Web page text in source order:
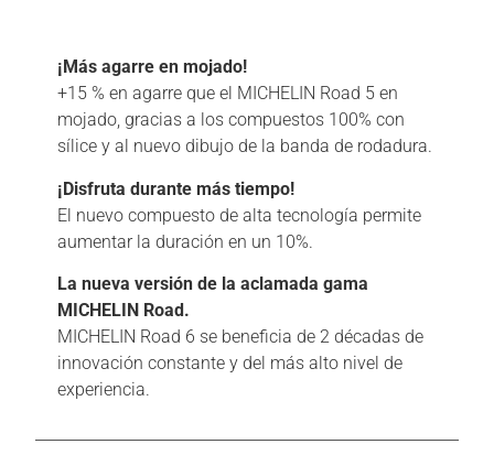
¡Más agarre en mojado!
+15 % en agarre que el MICHELIN Road 5 en
mojado, gracias a los compuestos 100% con
sílice y al nuevo dibujo de la banda de rodadura.
¡Disfruta durante más tiempo!
El nuevo compuesto de alta tecnología permite
aumentar la duración en un 10%.
La nueva versión de la aclamada gama
MICHELIN Road.
MICHELIN Road 6 se beneficia de 2 décadas de
innovación constante y del más alto nivel de
experiencia.